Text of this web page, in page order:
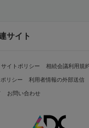
サイト
サイトポリシー 相続会議利用規
リシー 利用者情報の外部送信
お問い合わせ